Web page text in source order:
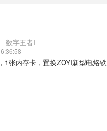
数字王者I
1张内存卡，置换ZOYI新型电烙铁